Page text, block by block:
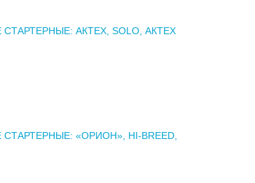
АКТЕХ, SOLO, АКТЕХ
«ОРИОН», HI-BREED,